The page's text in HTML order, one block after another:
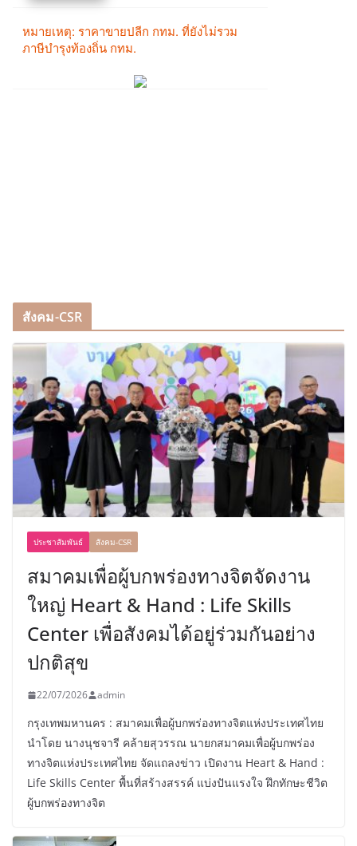
สังคม-CSR
ประชาสัมพันธ์ สังคม-CSR
สมาคมเพื่อผู้บกพร่องทางจิตจัดงาน
ใหญ่ Heart & Hand : Life Skills
Center เพื่อสังคมได้อยู่ร่วมกันอย่าง
ปกติสุข
22/07/2026 admin
กรุงเทพมหานคร : สมาคมเพื่อผู้บกพร่องทางจิตแห่งประเทศไทย
นำโดย นางนุชจารี คล้ายสุวรรณ นายกสมาคมเพื่อผู้บกพร่อง
ทางจิตแห่งประเทศไทย จัดแถลงข่าว เปิดงาน Heart & Hand :
Life Skills Center พื้นที่สร้างสรรค์ แบ่งปันแรงใจ ฝึกทักษะชีวิต
ผู้บกพร่องทางจิต